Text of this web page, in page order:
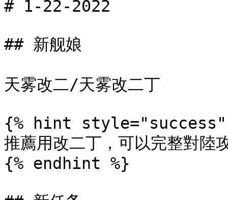
# 1-22-2022
## 新舰娘
天雾改二/天雾改二丁
{% hint style="success"
推薦用改二丁，可以完整對陸
{% endhint %}